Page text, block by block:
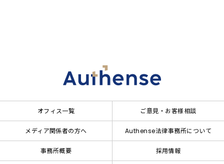
オフィス一覧 ご意見・お客様相談
メディア関係者の方へ Authense法律事務所について
事務所概要 採用情報